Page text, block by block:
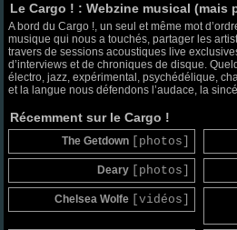
Le Cargo ! : Webzine musical (mais
A bord du Cargo !, un seul et même mot
musique qui nous a touchés, partager les
travers de sessions acoustiques live
d’interviews et de chroniques de disque.
électro, jazz, expérimental, psychédélique,
et la langue nous défendons l’audace, la
Récemment sur le Cargo !
The Getdown [photos]
Deary [photos]
Chelsea Wolfe [vidéos]